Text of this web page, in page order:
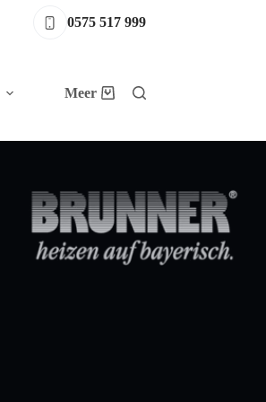
0575 517 999
Meer Winkelwagen